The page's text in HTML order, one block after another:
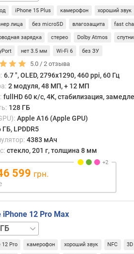
iPhone 15 Plus камерофон хороший звук
лица без microSD влагозащита fast
зарядка стерео Dolby Atmos
нет 3.5 мм Wi-Fi 6 без ЗУ
5.0 /2 отзыва
6.7 ", OLED, 2796х1290, 460 ppi, 60 Гц
2 модуля, 48 МП, + 12 МП
fullHD 60 к/с, 4K, стабилизация,
128 ГБ
Apple A16 (Apple GPU)
ГБ, LPDDR5
4383 мАч
стекло, 201 г, толщина 8 мм
599 грн.
iPhone 12 Pro Max
512 ГБ
12 Pro камерофон хороший звук NFC